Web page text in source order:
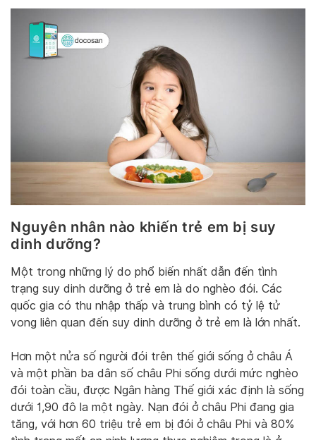
Nguyên nhân nào khiến trẻ em bị suy
dinh dưỡng?
Một trong những lý do phổ biến nhất dẫn đến tình
trạng suy dinh dưỡng ở trẻ em là do nghèo đói. Các
quốc gia có thu nhập thấp và trung bình có tỷ lệ tử
vong liên quan đến suy dinh dưỡng ở trẻ em là lớn nhất.
Hơn một nửa số người đói trên thế giới sống ở châu Á
và một phần ba dân số châu Phi sống dưới mức nghèo
đói toàn cầu, được Ngân hàng Thế giới xác định là sống
dưới 1,90 đô la một ngày. Nạn đói ở châu Phi đang gia
tăng, với hơn 60 triệu trẻ em bị đói ở châu Phi và 80%